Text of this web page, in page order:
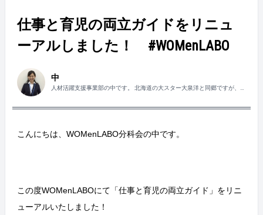
仕事と育児の両立ガイドをリニュ
ーアルしました！ #WOMenLABO
中
人材活躍支援事業部の中です。 北海道の大スター大泉洋と同郷ですが、水
こんにちは、WOMenLABO分科会の中です。
この度WOMenLABOにて「仕事と育児の両立ガイド」をリニ
ューアルいたしました！